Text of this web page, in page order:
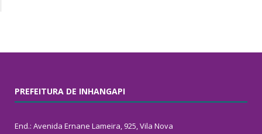
PREFEITURA DE INHANGAPI
End.: Avenida Ernane Lameira, 925, Vila Nova